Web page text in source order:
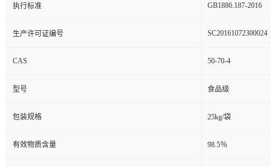
执行标准 GB1886.187-2016
生产许可证编号 SC20161072300024
CAS 50-70-4
型号 食品级
包装规格 25kg/袋
有效物质含量 98.5％